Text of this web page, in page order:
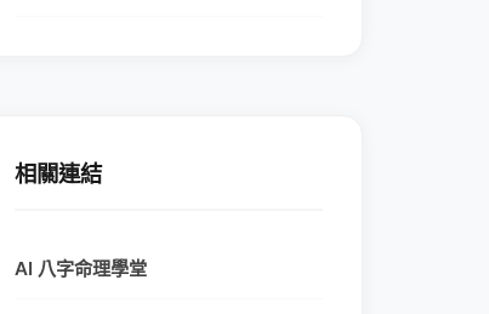
相關連結
AI 八字命理學堂